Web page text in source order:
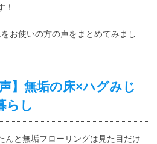
！
お使いの方の声をまとめてみまし
】無垢の床×ハグみじ
らし
んと無垢フローリングは見た目だけ